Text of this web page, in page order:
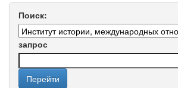
Поиск:
запрос